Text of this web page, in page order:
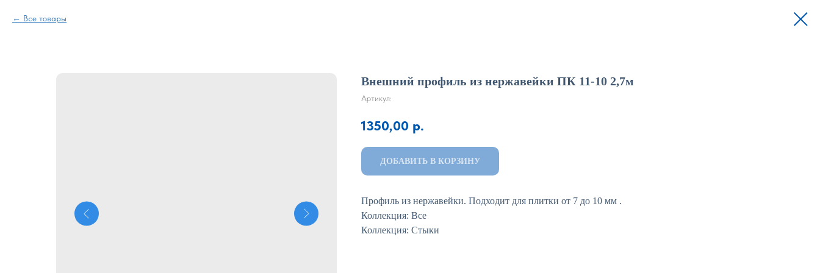
Все товары
Внешний профиль из нержавейки ПК 11-10 2,7м
Артикул:
1350,00 р.
ДОБАВИТЬ В КОРЗИНУ
Профиль из нержавейки. Подходит для плитки от 7 до 10 мм .
Коллекция: Все
Коллекция: Стыки